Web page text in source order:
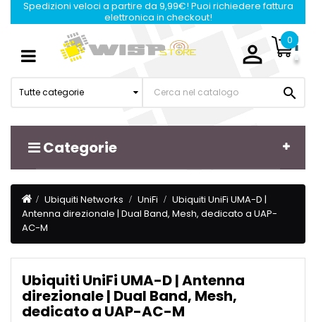
Spedizioni veloci a partire da 9,99€! Puoi richiedere fattura
elettronica in checkout!

0
Tutte categorie 
Categorie
Toggle
Ubiquiti Networks UniFi
Ubiquiti UniFi UMA-D |
Antenna direzionale | Dual Band, Mesh, dedicato a UAP-
AC-M
Ubiquiti UniFi UMA-D | Antenna
direzionale | Dual Band, Mesh,
dedicato a UAP-AC-M